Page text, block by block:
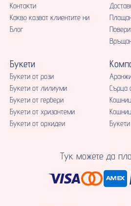
Контакти
Какво казват клиентите ни
Блог
Букети
Букети от рози
Букети от лилиуми
Букети от гербери
Букети от хризантеми
Букети от орхидеи
Сърца
Тук можете да